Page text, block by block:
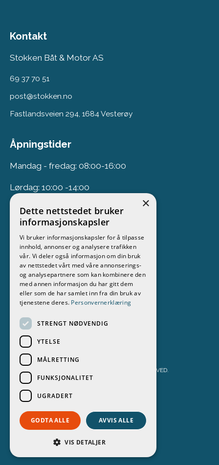
Kontakt
Stokken Båt & Motor AS
69 37 70 51
post@stokken.no
Fastlandsveien 294, 1684 Vesterøy
Åpningstider
Mandag - fredag: 08:00-16:00
Lørdag: 10:00 -14:00
Nyhetsbrev
Meld deg på vårt nyhetsbrev
Følg oss
STOKKEN BÅT & MOTOR AS 2026. ALL RIGHTS RESERVED.
POWERED BY EMPORI CMS
×
Dette nettstedet bruker
informasjonskapsler
Vi bruker informasjonskapsler for å tilpasse
innhold, annonser og analysere trafikken
vår. Vi deler også informasjon om din bruk
av nettstedet vårt med våre annonserings-
og analysepartnere som kan kombinere den
med annen informasjon du har gitt dem
eller som de har samlet inn fra din bruk av
tjenestene deres. Personvernerklæring
STRENGT NØDVENDIG
YTELSE
MÅLRETTING
FUNKSJONALITET
UGRADERT
GODTA ALLE AVVIS ALLE
VIS DETALJER